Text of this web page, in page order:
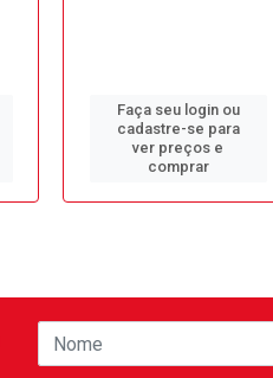
Faça seu login ou
cadastre-se para
ver preços e
comprar